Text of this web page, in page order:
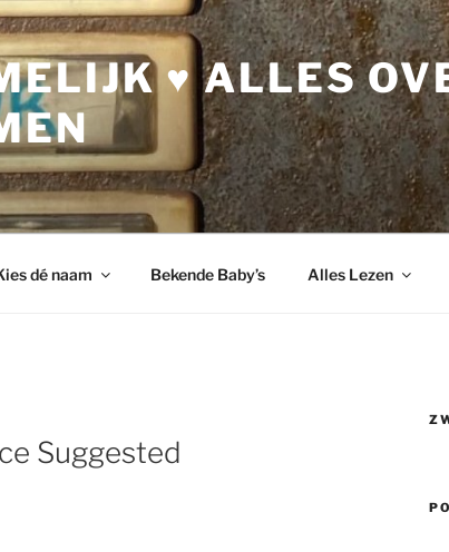
♥ ALLES
dé naam Bekende Baby’s Alles Lezen
Suggested